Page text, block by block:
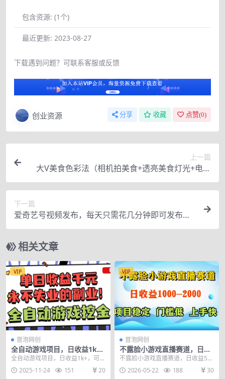
包含资源: (1个)
最近更新: 2023-08-27
下载遇到问题？可联系客服或反馈
创业资源 分享 收藏 点赞(0)
上一篇
大V美食色彩法（相机拍美食+透亮美食灯光+电脑
剪映调色），教你用相机拍出高级感的美食画面
下一篇
爱奇艺号视频发布，每天只需花几分钟即可发布视
频，简单操作收入过万【教程+涨粉攻略】
相关文章
VIP
冒泡网创
全自动游戏项目，日收益1k
+，可批量，小白轻松上手，
永不失业的副业！【揭秘】
全自动游戏项目，日收益1k+，可批
量，小白轻松上手，永不失业的副
业！【揭秘】 项...
2025-11-24 151 20
VIP
冒泡网创
不露脸小游戏直播赛道，日收
益500-1k+，可全自动AI玩，
可脚本玩，可真人玩，项目稳
定，上手快【揭秘】
不露脸小游戏直播赛道，日收益50
0-1k+，可全自动AI玩，可脚本玩，
可真人玩，...
2026-05-22 188 30